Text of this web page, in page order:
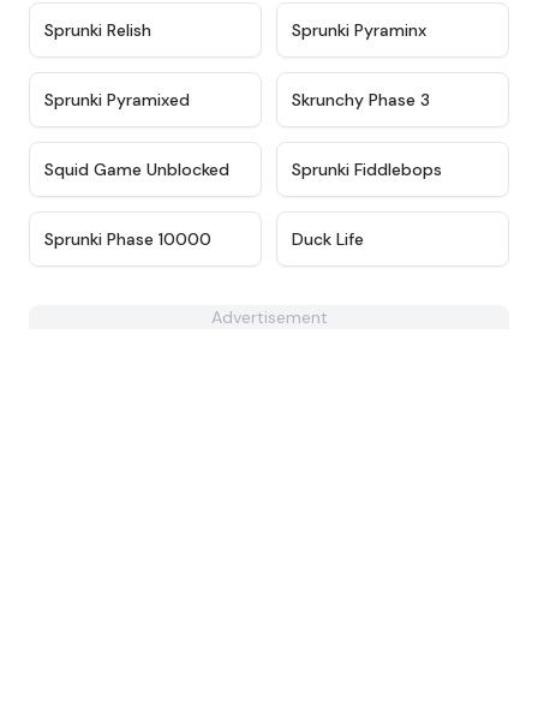
Sprunki Relish Sprunki Pyraminx
Sprunki Pyramixed Skrunchy Phase 3
★ 4.6
Squid Game Unblocked ★
Sprunki Fiddlebops
★
Sprunki Phase 10000 Duck Life
Advertisement